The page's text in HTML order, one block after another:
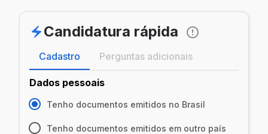
Candidatura rápida
Cadastro Perguntas adicionais
Dados pessoais
Tenho documentos emitidos no Brasil
Tenho documentos emitidos em outro país